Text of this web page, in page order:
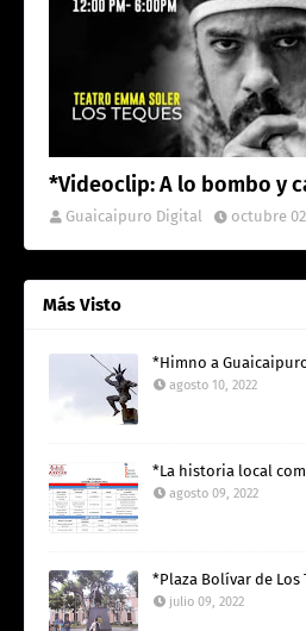
*Videoclip: A lo bombo y
Guaicaipuro Digital octubre
Más Visto
*Himno a
agosto 10, 2022
*La historia local
agosto 09, 2022
*Plaza Bolívar de Los
julio 09, 2022